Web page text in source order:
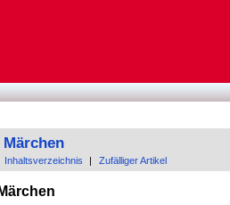
Märchen
Inhaltsverzeichnis Zufälliger Artikel
Märchen